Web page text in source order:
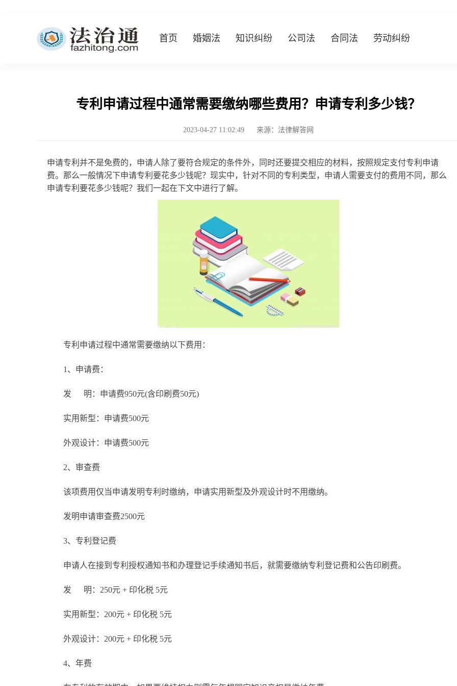
首页 婚姻法 知识纠纷 公司法 合同法 劳动纠纷
专利申请过程中通常需要缴纳哪些费用？申请专利多少钱？
2023-04-27 11:02:49 来源：法律解答网
申请专利并不是免费的，申请人除了要符合规定的条件外，同时还要提交相应的材料，按照规定支付专利申请
费。那么一般情况下申请专利要花多少钱呢？现实中，针对不同的专利类型，申请人需要支付的费用不同，那么
申请专利要花多少钱呢？我们一起在下文中进行了解。
专利申请过程中通常需要缴纳以下费用：
1、申请费：
发 明：申请费950元(含印刷费50元)
实用新型：申请费500元
外观设计：申请费500元
2、审查费
该项费用仅当申请发明专利时缴纳，申请实用新型及外观设计时不用缴纳。
发明申请审查费2500元
3、专利登记费
申请人在接到专利授权通知书和办理登记手续通知书后，就需要缴纳专利登记费和公告印刷费。
发 明：250元 + 印化税 5元
实用新型：200元 + 印化税 5元
外观设计：200元 + 印化税 5元
4、年费